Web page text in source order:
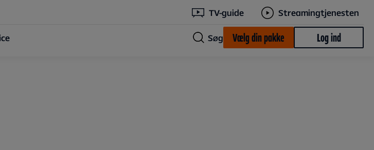
TV-guide Streamingtjenesten
Søg Vælg din pakke Log ind